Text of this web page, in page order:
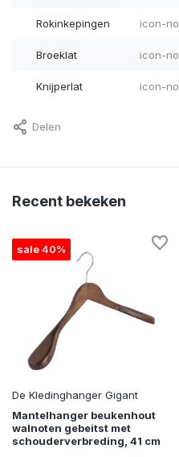
Rokinkepingen icon-no
Broeklat icon-no
Knijperlat icon-no
Delen
Recent bekeken
sale 40%
De Kledinghanger Gigant
Mantelhanger beukenhout
walnoten gebeitst met
schouderverbreding, 41 cm